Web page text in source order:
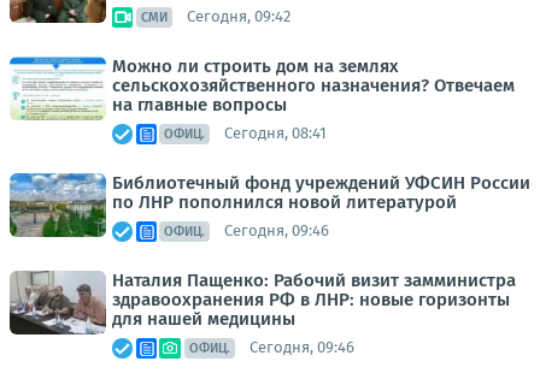
СМИ Сегодня, 09:42
Можно ли строить дом на землях
сельскохозяйственного назначения? Отвечаем
на главные вопросы
ОФИЦ. Сегодня, 08:41
Библиотечный фонд учреждений УФСИН России
по ЛНР пополнился новой литературой
ОФИЦ. Сегодня, 09:46
Наталия Пащенко: Рабочий визит замминистра
здравоохранения РФ в ЛНР: новые горизонты
для нашей медицины
ОФИЦ. Сегодня, 09:46